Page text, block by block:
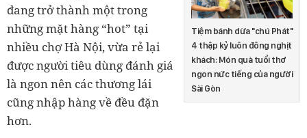
Tiệm bánh dừa "chú Phát"
4 thập kỷ luôn đông nghịt
khách: Món quà tuổi thơ
ngon nức tiếng của người
Sài Gòn
đang trở thành một trong
những mặt hàng “hot” tại
nhiều chợ Hà Nội, vừa rẻ lại
được người tiêu dùng đánh giá
là ngon nên các thương lái
cũng nhập hàng về đều đặn
hơn.